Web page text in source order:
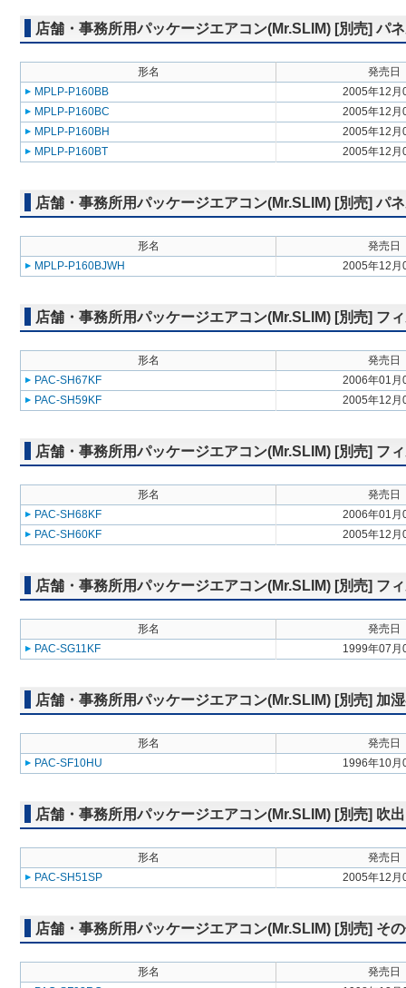
店舗・事務所用パッケージエアコン(Mr.SLIM) [別売] パ
形名
発売日
MPLP-P160BB
2005年12月
MPLP-P160BC
2005年12月
MPLP-P160BH
2005年12月
MPLP-P160BT
2005年12月
店舗・事務所用パッケージエアコン(Mr.SLIM) [別売] パ
形名
発売日
MPLP-P160BJWH
2005年12月
店舗・事務所用パッケージエアコン(Mr.SLIM) [別売] フ
形名
発売日
PAC-SH67KF
2006年01月
PAC-SH59KF
2005年12月
店舗・事務所用パッケージエアコン(Mr.SLIM) [別売] フ
形名
発売日
PAC-SH68KF
2006年01月
PAC-SH60KF
2005年12月
店舗・事務所用パッケージエアコン(Mr.SLIM) [別売] フ
形名
発売日
PAC-SG11KF
1999年07月
店舗・事務所用パッケージエアコン(Mr.SLIM) [別売] 加
形名
発売日
PAC-SF10HU
1996年10月
店舗・事務所用パッケージエアコン(Mr.SLIM) [別売] 吹
形名
発売日
PAC-SH51SP
2005年12月
店舗・事務所用パッケージエアコン(Mr.SLIM) [別売] そ
形名
発売日